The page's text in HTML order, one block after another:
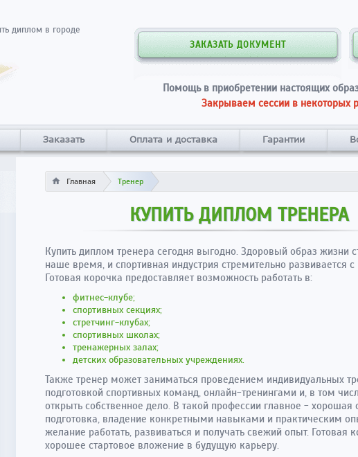
диплом в городе
ЗАКАЗАТЬ ДОКУМЕНТ
Помощь в приобретении настоящих
Закрываем сессии в некоторых
Заказать Оплата и доставка Гарантии
Главная Тренер
КУПИТЬ ДИПЛОМ ТРЕНЕРА
Купить диплом тренера сегодня выгодно. Здоровый образ жизни
наше время, и спортивная индустрия стремительно развивается
Готовая корочка предоставляет возможность работать в:
фитнес-клубе;
спортивных секциях;
стретчинг-клубах;
спортивных школах;
тренажерных залах;
детских образовательных учреждениях.
Также тренер может заниматься проведением индивидуальных
подготовкой спортивных команд, онлайн-тренингами и, в том
открыть собственное дело. В такой профессии главное - хорошая
подготовка, владение конкретными навыками и практическим
желание работать, развиваться и получать свежий опыт. Готовая
хорошее стартовое вложение в будущую карьеру.